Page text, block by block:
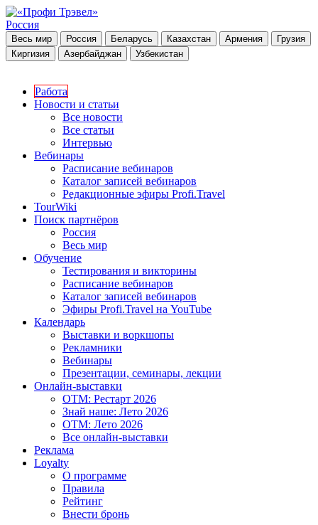
Россия
Весь мир Россия Беларусь Казахстан Армения
Грузия
Киргизия
Азербайджан Узбекистан
Работа
Новости и статьи
Все новости
Все статьи
Интервью
Вебинары
Расписание вебинаров
Каталог записей вебинаров
Редакционные эфиры Profi.Travel
TourWiki
Поиск партнёров
Россия
Весь мир
Обучение
Тестирования и викторины
Расписание вебинаров
Каталог записей вебинаров
Эфиры Profi.Travel на YouTube
Календарь
Выставки и воркшопы
Рекламники
Вебинары
Презентации, семинары, лекции
Онлайн-выставки
OTM: Рестарт 2026
Знай наше: Лето 2026
OTM: Лето 2026
Все онлайн-выставки
Реклама
Loyalty
О программе
Правила
Рейтинг
Внести бронь